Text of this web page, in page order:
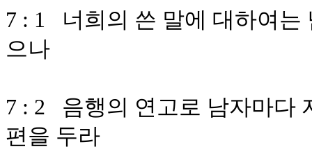
7 : 1 너희의 쓴 말에 대하여는
으나
7 : 2 음행의 연고로 남자마다
편을 두라